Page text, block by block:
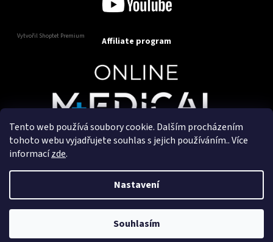
Tento web používá soubory cookie. Dalším procházením
tohoto webu vyjadřujete souhlas s jejich používáním.. Více
informacízde.
Nastavení
Souhlasím
Vytvořil Shoptet Premium Affiliate program
Copyright 2025OnlineMedical.cz. Všechna práva
Vytvořil a marketingově zajišťuje